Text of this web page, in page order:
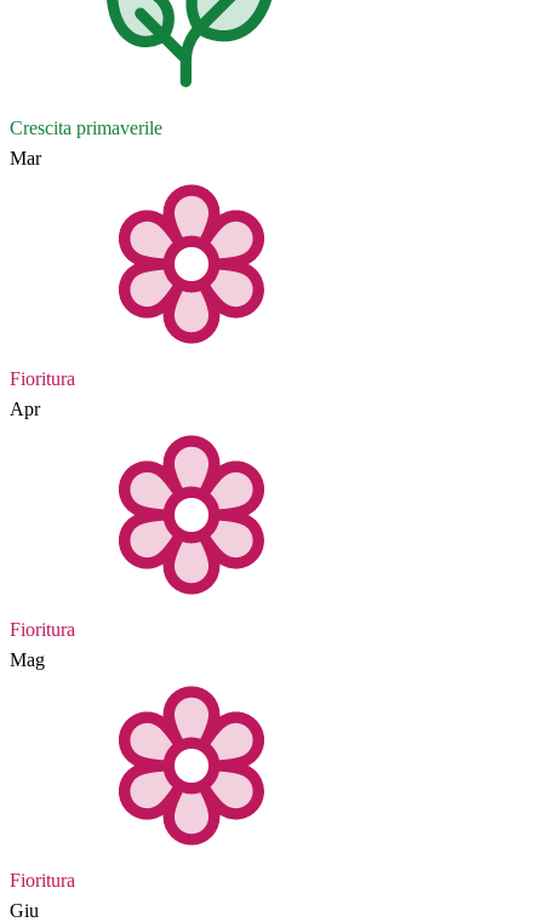
Crescita primaverile
Mar
Fioritura
Apr
Fioritura
Mag
Fioritura
Giu